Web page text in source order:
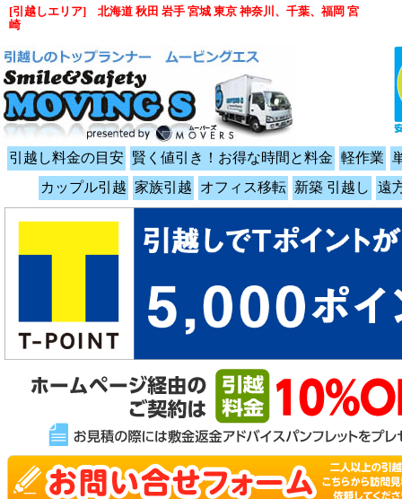
引越し料金の目安 賢く値引き！お得な時間と料金 軽作業
カップル引越 家族引越 オフィス移転 新築 引越し 遠
[引越しエリア] 北海道 秋田 岩手 宮城 東京 神奈川、千葉、福岡 宮
崎